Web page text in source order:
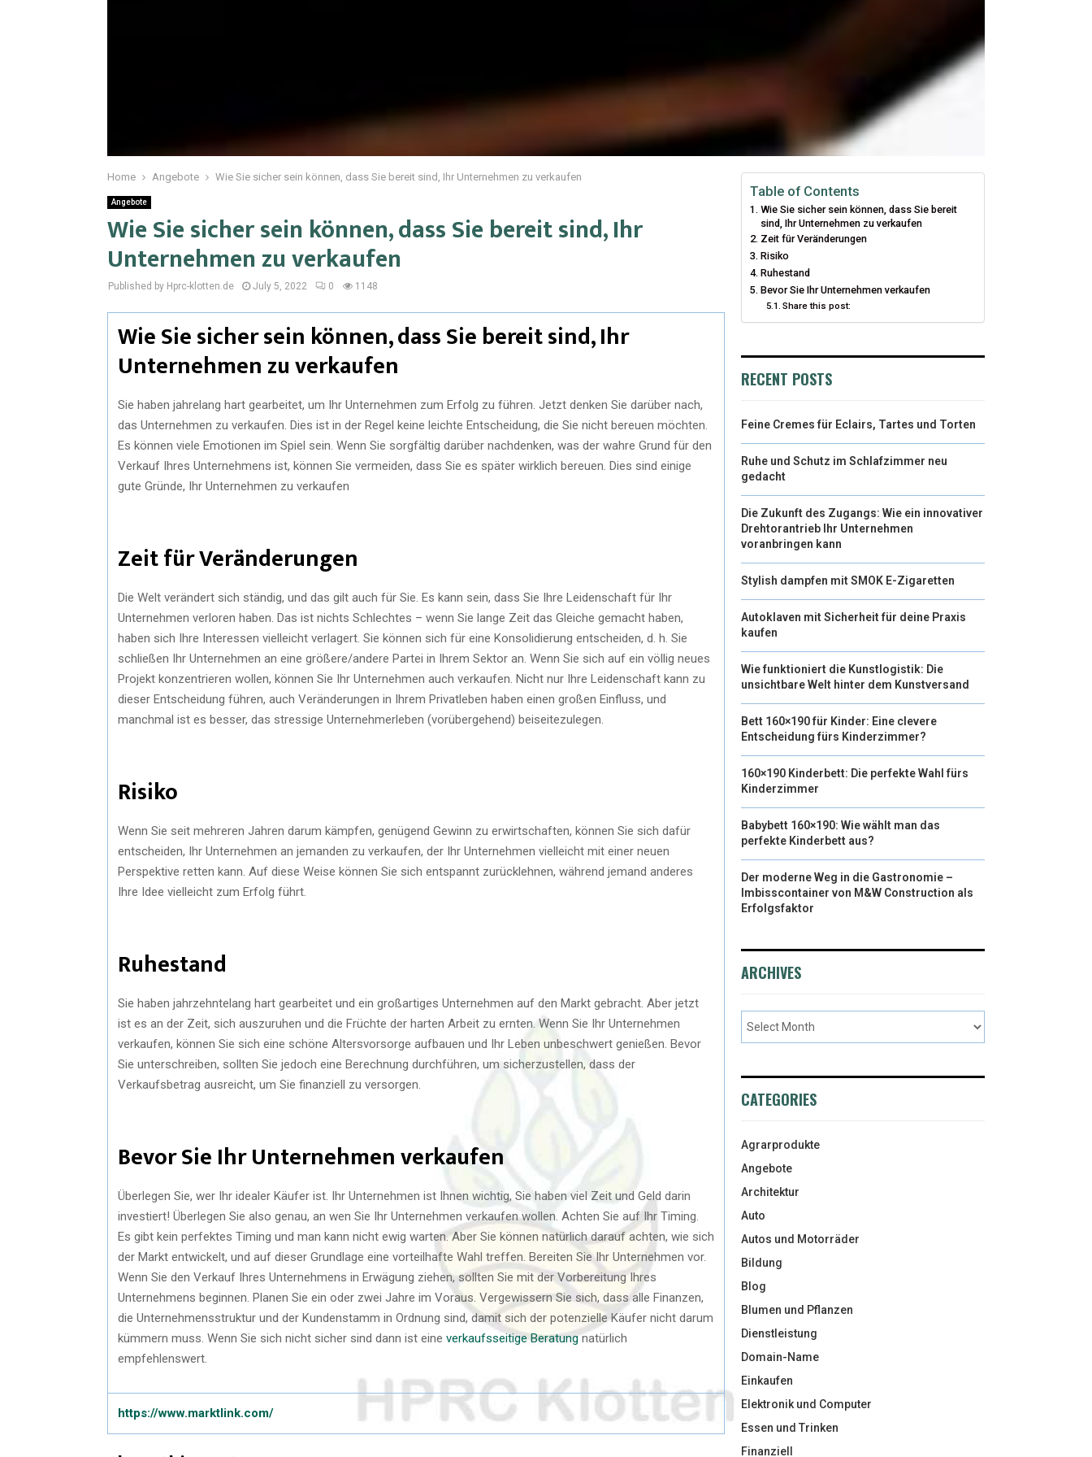
Home Angebote Wie Sie sicher sein können, dass Sie bereit sind, Ihr Unternehmen zu verkaufen
Angebote
Wie Sie sicher sein können, dass Sie bereit sind, Ihr
Unternehmen zu verkaufen
Published by Hprc-klotten.de July 5, 2022 0 1148
Wie Sie sicher sein können, dass Sie bereit sind, Ihr
Unternehmen zu verkaufen
Sie haben jahrelang hart gearbeitet, um Ihr Unternehmen zum Erfolg zu führen. Jetzt denken Sie darüber nach,
das Unternehmen zu verkaufen. Dies ist in der Regel keine leichte Entscheidung, die Sie nicht bereuen möchten.
Es können viele Emotionen im Spiel sein. Wenn Sie sorgfältig darüber nachdenken, was der wahre Grund für den
Verkauf Ihres Unternehmens ist, können Sie vermeiden, dass Sie es später wirklich bereuen. Dies sind einige
gute Gründe, Ihr Unternehmen zu verkaufen
Zeit für Veränderungen
Die Welt verändert sich ständig, und das gilt auch für Sie. Es kann sein, dass Sie Ihre Leidenschaft für Ihr
Unternehmen verloren haben. Das ist nichts Schlechtes – wenn Sie lange Zeit das Gleiche gemacht haben,
haben sich Ihre Interessen vielleicht verlagert. Sie können sich für eine Konsolidierung entscheiden, d. h. Sie
schließen Ihr Unternehmen an eine größere/andere Partei in Ihrem Sektor an. Wenn Sie sich auf ein völlig neues
Projekt konzentrieren wollen, können Sie Ihr Unternehmen auch verkaufen. Nicht nur Ihre Leidenschaft kann zu
dieser Entscheidung führen, auch Veränderungen in Ihrem Privatleben haben einen großen Einfluss, und
manchmal ist es besser, das stressige Unternehmerleben (vorübergehend) beiseitezulegen.
Risiko
Wenn Sie seit mehreren Jahren darum kämpfen, genügend Gewinn zu erwirtschaften, können Sie sich dafür
entscheiden, Ihr Unternehmen an jemanden zu verkaufen, der Ihr Unternehmen vielleicht mit einer neuen
Perspektive retten kann. Auf diese Weise können Sie sich entspannt zurücklehnen, während jemand anderes
Ihre Idee vielleicht zum Erfolg führt.
Ruhestand
Sie haben jahrzehntelang hart gearbeitet und ein großartiges Unternehmen auf den Markt gebracht. Aber jetzt
ist es an der Zeit, sich auszuruhen und die Früchte der harten Arbeit zu ernten. Wenn Sie Ihr Unternehmen
verkaufen, können Sie sich eine schöne Altersvorsorge aufbauen und Ihr Leben unbeschwert genießen. Bevor
Sie unterschreiben, sollten Sie jedoch eine Berechnung durchführen, um sicherzustellen, dass der
Verkaufsbetrag ausreicht, um Sie finanziell zu versorgen.
Bevor Sie Ihr Unternehmen verkaufen
Überlegen Sie, wer Ihr idealer Käufer ist. Ihr Unternehmen ist Ihnen wichtig, Sie haben viel Zeit und Geld darin
investiert! Überlegen Sie also genau, an wen Sie Ihr Unternehmen verkaufen wollen. Achten Sie auf Ihr Timing.
Es gibt kein perfektes Timing und man kann nicht ewig warten. Aber Sie können natürlich darauf achten, wie sich
der Markt entwickelt, und auf dieser Grundlage eine vorteilhafte Wahl treffen. Bereiten Sie Ihr Unternehmen vor.
Wenn Sie den Verkauf Ihres Unternehmens in Erwägung ziehen, sollten Sie mit der Vorbereitung Ihres
Unternehmens beginnen. Planen Sie ein oder zwei Jahre im Voraus. Vergewissern Sie sich, dass alle Finanzen,
die Unternehmensstruktur und der Kundenstamm in Ordnung sind, damit sich der potenzielle Käufer nicht darum
kümmern muss. Wenn Sie sich nicht sicher sind dann ist eine verkaufsseitige Beratungnatürlich
empfehlenswert.
https://www.marktlink.com/
Table of Contents
Wie Sie sicher sein können, dass Sie bereit
sind, Ihr Unternehmen zu verkaufen
Zeit für Veränderungen
Risiko
Ruhestand
Bevor Sie Ihr Unternehmen verkaufen
Share this post:
RECENT POSTS
Feine Cremes für Eclairs, Tartes und Torten
Ruhe und Schutz im Schlafzimmer neu
gedacht
Die Zukunft des Zugangs: Wie ein innovativer
Drehtorantrieb Ihr Unternehmen
voranbringen kann
Stylish dampfen mit SMOK E-Zigaretten
Autoklaven mit Sicherheit für deine Praxis
kaufen
Wie funktioniert die Kunstlogistik: Die
unsichtbare Welt hinter dem Kunstversand
Bett 160×190 für Kinder: Eine clevere
Entscheidung fürs Kinderzimmer?
160×190 Kinderbett: Die perfekte Wahl fürs
Kinderzimmer
Babybett 160×190: Wie wählt man das
perfekte Kinderbett aus?
Der moderne Weg in die Gastronomie –
Imbisscontainer von M&W Construction als
Erfolgsfaktor
ARCHIVES
CATEGORIES
Agrarprodukte
Angebote
Architektur
Auto
Autos und Motorräder
Bildung
Blog
Blumen und Pflanzen
Dienstleistung
Domain-Name
Einkaufen
Elektronik und Computer
Essen und Trinken
Finanziell